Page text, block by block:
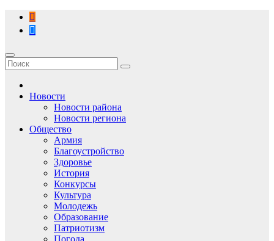
Перейти
содержимому
Новости
Новости района
Новости региона
Общество
Армия
Благоустройство
Здоровье
История
Конкурсы
Культура
Молодежь
Образование
Патриотизм
Погода